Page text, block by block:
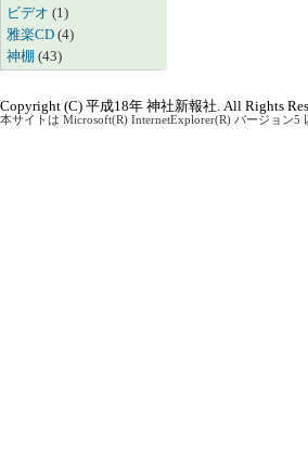
ビデオ (1)
雅楽CD (4)
神棚 (43)
Copyright (C) 平成18年 神社新報社. All Rights
本サイトは Microsoft(R) InternetExplorer(R) バージョン5